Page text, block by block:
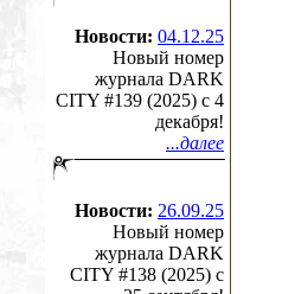
Новости: 04.12.25
Новый номер
журнала DARK
CITY #139 (2025) c 4
декабря!
...далее
Новости: 26.09.25
Новый номер
журнала DARK
CITY #138 (2025) c